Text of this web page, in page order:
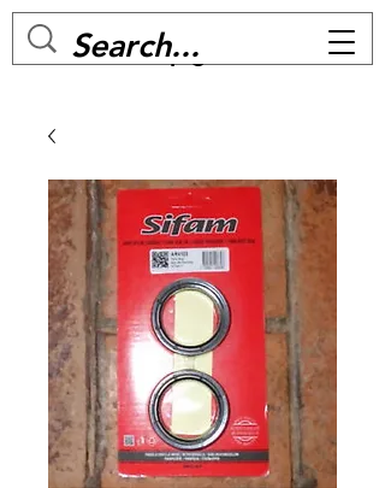
MC BIKE Perpignan